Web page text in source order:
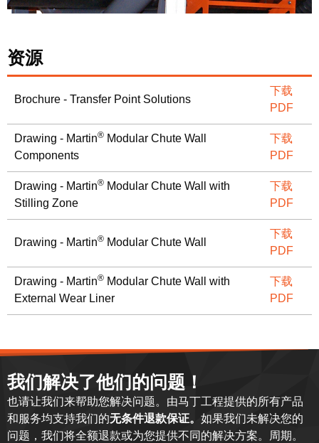
资源
Brochure - Transfer Point Solutions
下载
PDF
Drawing - Martin® Modular Chute Wall
Components
下载
PDF
Drawing - Martin® Modular Chute Wall with
Stilling Zone
下载
PDF
Drawing - Martin® Modular Chute Wall
下载
PDF
Drawing - Martin® Modular Chute Wall with
External Wear Liner
下载
PDF
我们解决了他们的问题！
也请让我们来帮助您解决问题。由马丁工程提供的所有产品
和服务均支持我们的无条件退款保证。 如果我们未解决您的
问题，我们将全额退款或为您提供不同的解决方案。周期。